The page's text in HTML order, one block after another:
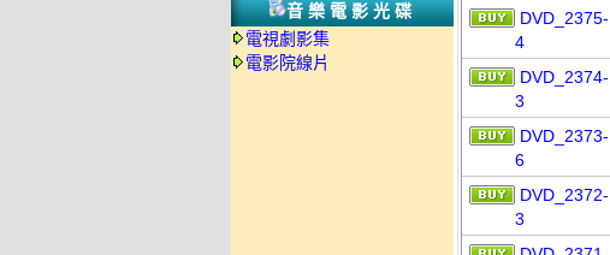
音樂電影光碟
電視劇影集
電影院線片
DVD_2375-
4
DVD_2374-
3
DVD_2373-
6
DVD_2372-
3